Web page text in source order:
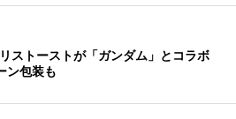
ストーストが「ガンダム」とコラボ
ン包装も